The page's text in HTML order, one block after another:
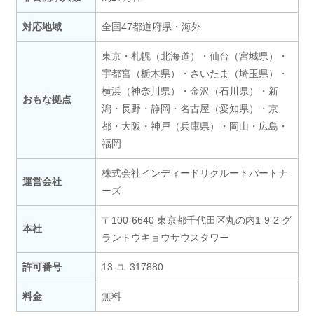
対応地域 全国47都道府県・海外
おもな拠点
東京・札幌（北海道）・仙台（宮城県）・
宇都宮（栃木県）・さいたま（埼玉県）・
横浜（神奈川県）・金沢（石川県）・新
潟・長野・静岡・名古屋（愛知県）・京
都・大阪・神戸（兵庫県）・岡山・広島・
福岡
運営会社
株式会社インディードリクルートパートナ
ーズ
本社
〒100-6640 東京都千代田区丸の内1-9-2 グ
ラントウキョウサウスタワー
許可番号 13-ユ-317880
料金 無料